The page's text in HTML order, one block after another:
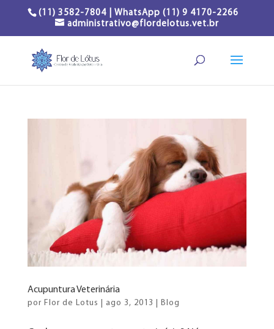
(11) 3582-7804 | WhatsApp (11) 9 4170-2266
administrativo@flordelotus.vet.br
Acupuntura Veterinária
por Flor de Lotus ago 3, 2013 Blog